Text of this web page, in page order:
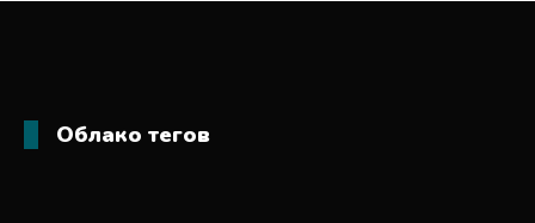
Облако тегов